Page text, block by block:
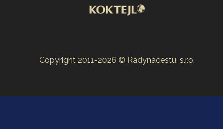
Copyright 2011-2026 © Radynacestu, s.r.o.